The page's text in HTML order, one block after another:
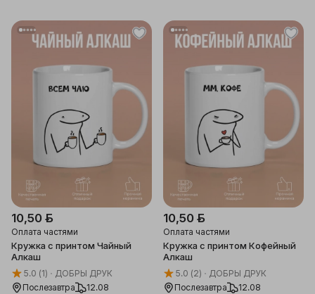
10,50 ƃ
Оплата частями
Кружка с принтом Чайный
Алкаш
5.0 (1)
ДОБРЫ ДРУК
Послезавтра
12.08
10,50 ƃ
Оплата частями
Кружка с принтом Кофейный
Алкаш
5.0 (2)
ДОБРЫ ДРУК
Послезавтра
12.08